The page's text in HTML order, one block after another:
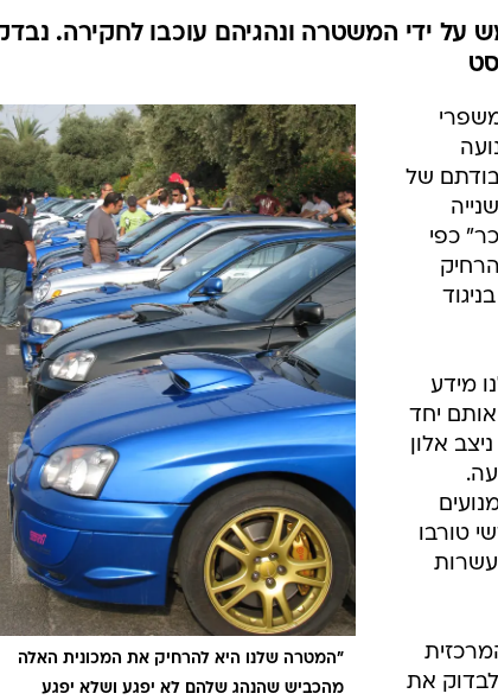
ארכיון מדורים
על ידי המשטרה ונהגיהם עוכבו לחקירה.
"המטרה שלנו היא להרחיק את המכונית האלה
מהכביש שהנהג שלהם לא יפגע ושלא יפגע
של
כפי
מידע
אותם יחד
אלון
טורבו
את